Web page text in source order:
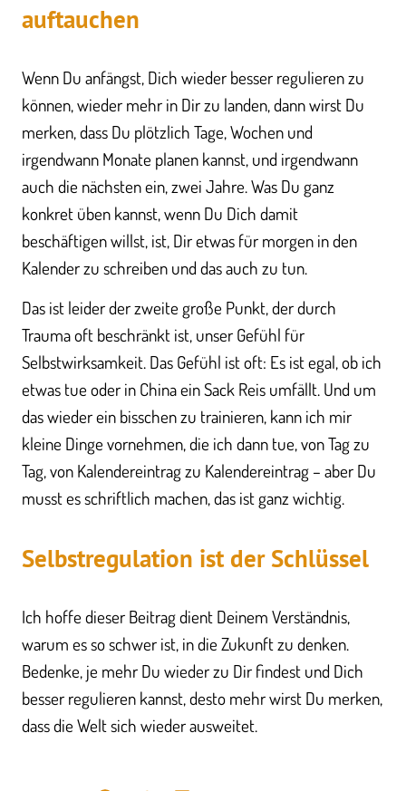
auftauchen
Wenn Du anfängst, Dich wieder besser regulieren zu
können, wieder mehr in Dir zu landen, dann wirst Du
merken, dass Du plötzlich Tage, Wochen und
irgendwann Monate planen kannst, und irgendwann
auch die nächsten ein, zwei Jahre. Was Du ganz
konkret üben kannst, wenn Du Dich damit
beschäftigen willst, ist, Dir etwas für morgen in den
Kalender zu schreiben und das auch zu tun.
Das ist leider der zweite große Punkt, der durch
Trauma oft beschränkt ist, unser Gefühl für
Selbstwirksamkeit. Das Gefühl ist oft: Es ist egal, ob ich
etwas tue oder in China ein Sack Reis umfällt. Und um
das wieder ein bisschen zu trainieren, kann ich mir
kleine Dinge vornehmen, die ich dann tue, von Tag zu
Tag, von Kalendereintrag zu Kalendereintrag – aber Du
musst es schriftlich machen, das ist ganz wichtig.
Selbstregulation ist der Schlüssel
Ich ​hoffe dieser Beitrag dient Deinem Verständnis,
warum es so schwer ist, in die Zukunft zu denken.
Bedenke, je mehr Du wieder zu Dir findest und Dich
besser regulieren kannst, desto mehr wirst Du merken,
dass die Welt sich wieder ausweitet.